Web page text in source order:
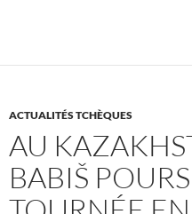
ACTUALITÉS TCHÈQUES
AU
BABIŠ